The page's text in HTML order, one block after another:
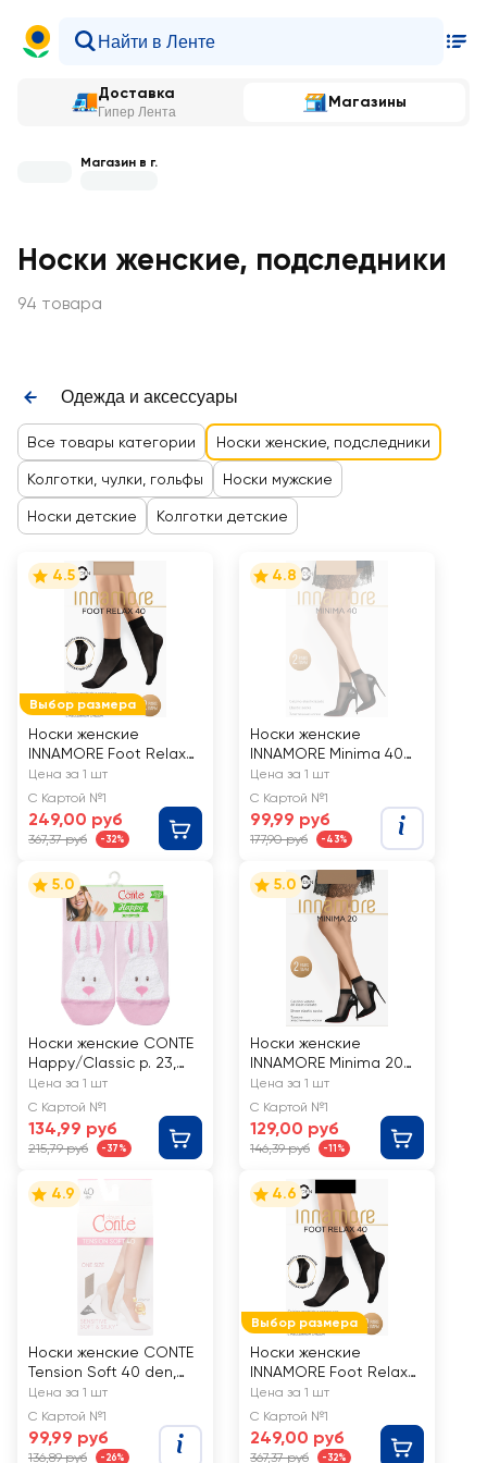
Доставка
Гипер Лента
Магазины
Магазин в г.
Носки женские, подследники
94 товара
Одежда и аксессуары
Все товары категории Носки женские, подследники
Колготки, чулки, гольфы Носки мужские
Носки детские Колготки детские
Выбор размера
4.5
Носки женские
INNAMORE Foot Relax
40 den miele
Цена за 1 шт
С Картой №1
249,00 руб
367,37 руб -32%
4.8
Носки женские
INNAMORE Minima 40
den miele, 2пары
Цена за 1 шт
С Картой №1
99,99 руб
177,90 руб -43%
5.0
Носки женские CONTE
Happy/Classic р. 23,
25, Арт.
18С-268СП/17С-183СП
Цена за 1 шт
С Картой №1
134,99 руб
215,79 руб -37%
5.0
Носки женские
INNAMORE Minima 20
den daino, 2пары
Цена за 1 шт
С Картой №1
129,00 руб
146,39 руб -11%
4.9
Носки женские CONTE
Tension Soft 40 den,
bronz, Арт. 8С-7
СП/14С-55СП
Цена за 1 шт
С Картой №1
99,99 руб
136,89 руб -26%
Выбор размера
4.6
Носки женские
INNAMORE Foot Relax
40 den nero
Цена за 1 шт
С Картой №1
249,00 руб
367,37 руб -32%